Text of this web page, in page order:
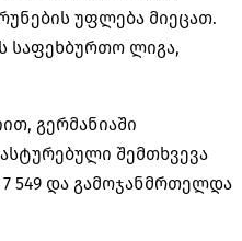
უფლება მიეცათ.
საფეხბურთო ლიგა,
გერმანიაში
შემთხვევა
549 და გამოჯანმრთელდა